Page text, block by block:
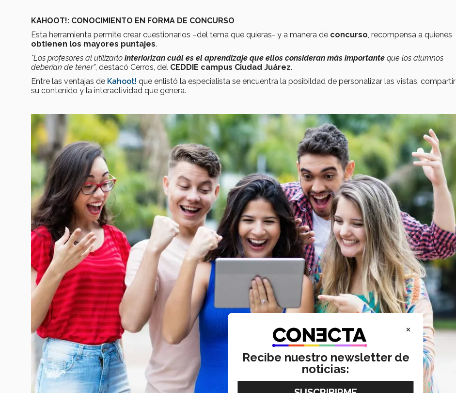
KAHOOT!: CONOCIMIENTO EN FORMA DE CONCURSO
Esta herramienta permite crear cuestionarios –del tema que quieras- y a manera de concurso , recompensa a quienes
obtienen los mayores puntajes.
"Los profesores al utilizarlo interiorizan cuál es el aprendizaje que ellos consideran más importante que los alumnos
deberían de tener”, destacó Cerros, del CEDDIE campus Ciudad Juárez.
Entre las ventajas de Kahoot! que enlistó la especialista se encuentra la posibildad de personalizar las vistas, compartir
su contenido y la interactividad que genera.
×
Recibe nuestro newsletter de
noticias: